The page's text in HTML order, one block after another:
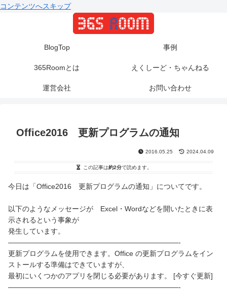
コンテンツへスキップ
BlogTop 事例
365Roomとは えくしーど・ちゃんねる
運営会社 お問い合わせ
Office2016 更新プログラムの通知
2016.05.25 2024.04.09
この記事は約2分で読めます。
今日は「Office2016 更新プログラムの通知」についてです。
以下のようなメッセージが Excel・Wordなどを開いたときに表
示されるという事象が
発生しています。
————————————————————————-
更新プログラムを使用できます。Office の更新プログラムをイン
ストールする準備はできていますが、
最初にいくつかのアプリを閉じる必要があります。 [今すぐ更新]
————————————————————————-